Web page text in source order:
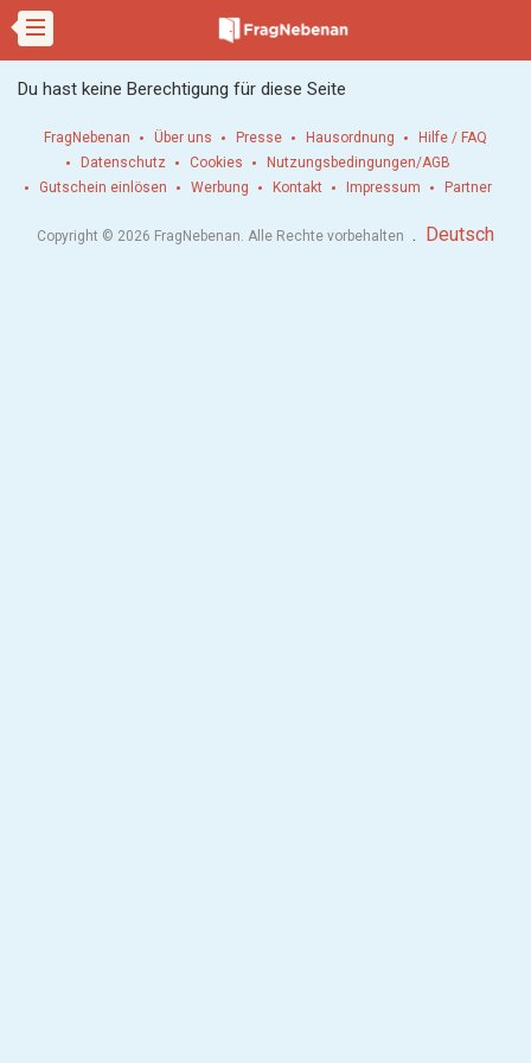
Du hast keine Berechtigung für diese Seite
FragNebenan Über uns Presse Hausordnung
Hilfe / FAQ
Datenschutz
Cookies
Nutzungsbedingungen/AGB
Gutschein einlösen
Werbung Kontakt Impressum Partner
Copyright © 2026 FragNebenan. Alle Rechte vorbehalten . Deutsch